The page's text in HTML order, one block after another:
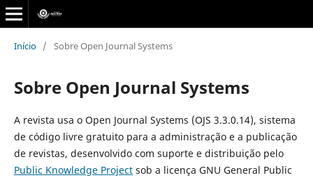
Início / Sobre Open Journal Systems
Sobre Open Journal Systems
A revista usa o Open Journal Systems (OJS 3.3.0.14), sistema
de código livre gratuito para a administração e a publicação
de revistas, desenvolvido com suporte e distribuição pelo
Public Knowledge Projectsob a licença GNU General Public